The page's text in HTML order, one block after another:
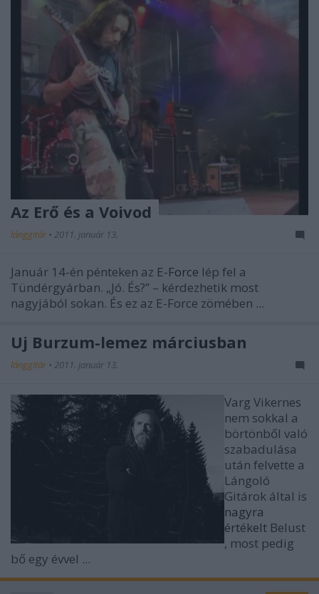
Az Erő és a Voivod
lánggitár • 2011. január 13.
Január 14-én pénteken az E-Force lép fel a
Tündérgyárban. „Jó. És?” – kérdezhetik most
nagyjából sokan. És ez az E-Force zömében ...
Új Burzum-lemez márciusban
lánggitár • 2011. január 13.
Varg Vikernes
nem sokkal a
börtönből való
szabadulása
után felvette a
Lángoló
Gitárok által is
nagyra
értékelt Belust
, most pedig
bő egy évvel ...